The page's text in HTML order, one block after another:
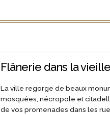
Flânerie dans la
La ville regorge de beaux
mosquées, nécropole et
de vos promenades dans les